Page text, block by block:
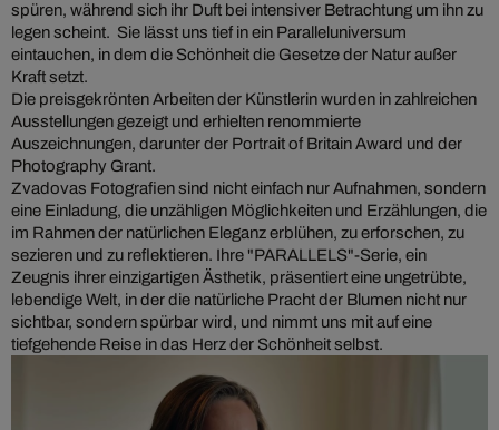
spüren, während sich ihr Duft bei intensiver Betrachtung um ihn zu
legen scheint. Sie lässt uns tief in ein Paralleluniversum
eintauchen, in dem die Schönheit die Gesetze der Natur außer
Kraft setzt.
Die preisgekrönten Arbeiten der Künstlerin wurden in zahlreichen
Ausstellungen gezeigt und erhielten renommierte
Auszeichnungen, darunter der Portrait of Britain Award und der
Photography Grant.
Zvadovas Fotografien sind nicht einfach nur Aufnahmen, sondern
eine Einladung, die unzähligen Möglichkeiten und Erzählungen, die
im Rahmen der natürlichen Eleganz erblühen, zu erforschen, zu
sezieren und zu reflektieren. Ihre "PARALLELS"-Serie, ein
Zeugnis ihrer einzigartigen Ästhetik, präsentiert eine ungetrübte,
lebendige Welt, in der die natürliche Pracht der Blumen nicht nur
sichtbar, sondern spürbar wird, und nimmt uns mit auf eine
tiefgehende Reise in das Herz der Schönheit selbst.